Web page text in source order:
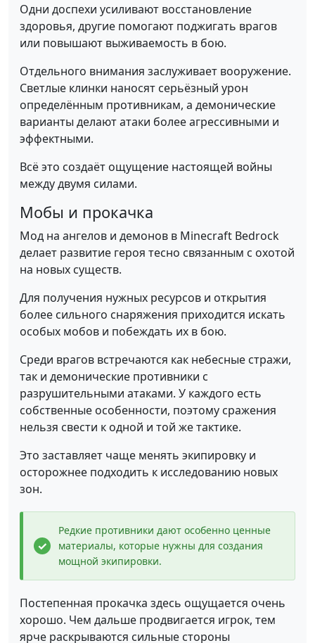
Одни доспехи усиливают восстановление
здоровья, другие помогают поджигать врагов
или повышают выживаемость в бою.
Отдельного внимания заслуживает вооружение.
Светлые клинки наносят серьёзный урон
определённым противникам, а демонические
варианты делают атаки более агрессивными и
эффектными.
Всё это создаёт ощущение настоящей войны
между двумя силами.
Мобы и прокачка
Мод на ангелов и демонов в Minecraft Bedrock
делает развитие героя тесно связанным с охотой
на новых существ.
Для получения нужных ресурсов и открытия
более сильного снаряжения приходится искать
особых мобов и побеждать их в бою.
Среди врагов встречаются как небесные стражи,
так и демонические противники с
разрушительными атаками. У каждого есть
собственные особенности, поэтому сражения
нельзя свести к одной и той же тактике.
Это заставляет чаще менять экипировку и
осторожнее подходить к исследованию новых
зон.
Редкие противники дают особенно ценные
материалы, которые нужны для создания
мощной экипировки.
Постепенная прокачка здесь ощущается очень
хорошо. Чем дальше продвигается игрок, тем
ярче раскрываются сильные стороны